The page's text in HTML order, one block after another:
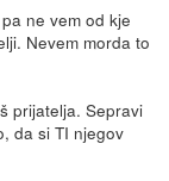
ne vem od kje
Nevem morda to
prijatelja. Sepravi
da si TI njegov